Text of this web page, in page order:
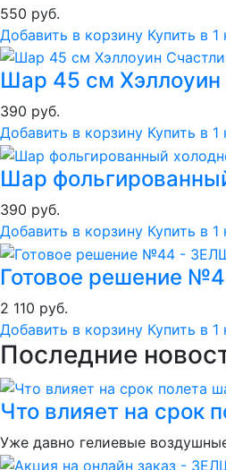
550 руб.
Добавить в корзину Купить в 1
Шар 45 см
390 руб.
Добавить в корзину Купить в 1
Шар
390 руб.
Добавить в корзину Купить в 1
Готовое решение
2 110 руб.
Добавить в корзину Купить в 1
Последние
Что влияет на срок
Уже давно гелиевые